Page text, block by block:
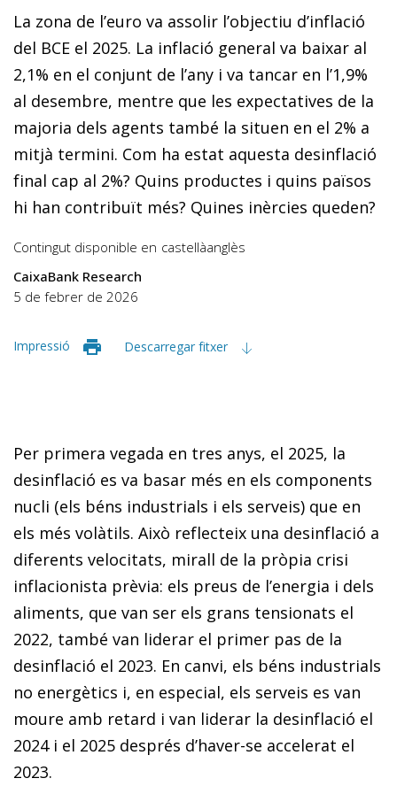
La zona de l’euro va assolir l’objectiu d’inflació
del BCE el 2025. La inflació general va baixar al
2,1% en el conjunt de l’any i va tancar en l’1,9%
al desembre, mentre que les expectatives de la
majoria dels agents també la situen en el 2% a
mitjà termini. Com ha estat aquesta desinflació
final cap al 2%? Quins productes i quins països
hi han contribuït més? Quines inèrcies queden?
Contingut disponible en castellàanglès
CaixaBank Research
5 de febrer de 2026
Impressió Descarregar fitxer
Per primera vegada en tres anys, el 2025, la
desinflació es va basar més en els components
nucli (els béns industrials i els serveis) que en
els més volàtils. Això reflecteix una desinflació a
diferents velocitats, mirall de la pròpia crisi
inflacionista prèvia: els preus de l’energia i dels
aliments, que van ser els grans tensionats el
2022, també van liderar el primer pas de la
desinflació el 2023. En canvi, els béns industrials
no energètics i, en especial, els serveis es van
moure amb retard i van liderar la desinflació el
2024 i el 2025 després d’haver-se accelerat el
2023.